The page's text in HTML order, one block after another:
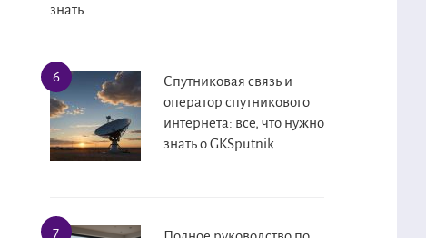
знать
Спутниковая связь и
оператор спутникового
интернета: все, что нужно
знать о GKSputnik